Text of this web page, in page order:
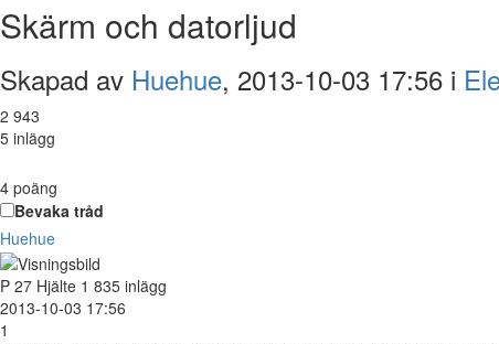
Skärm och datorljud
Skapad av Huehue, 2013-10-03 17:56 i
2 943
5 inlägg
4 poäng
Bevaka tråd
Huehue
P 27 Hjälte 1 835 inlägg
2013-10-03 17:56
1